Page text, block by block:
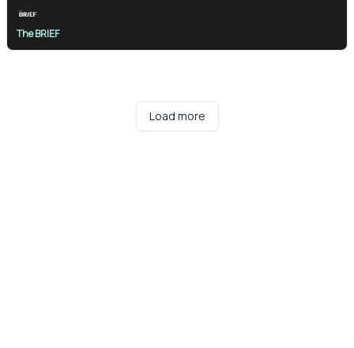
The BRIEF
Load more